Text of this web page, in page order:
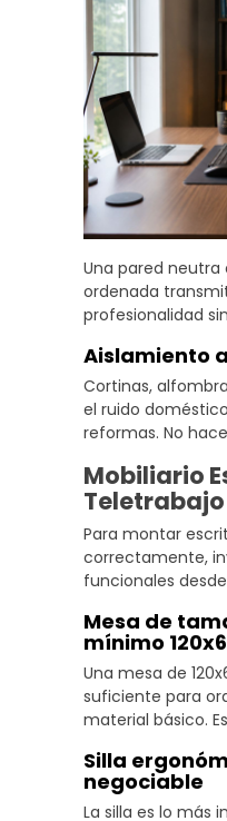
Una pared
ordenada
profesionalidad
bastante en la
reuniones.
Aislamiento
Cortinas,
el ruido
reformas. No
para
videollamadas
Mobiliario
Para montar
correctamente,
funcionales
tres piezas clave:
Mesa de
mínimo
Una mesa de
suficiente para
material básico.
teletrabajo donde
sin que todo
Silla
negociable
La silla es lo más